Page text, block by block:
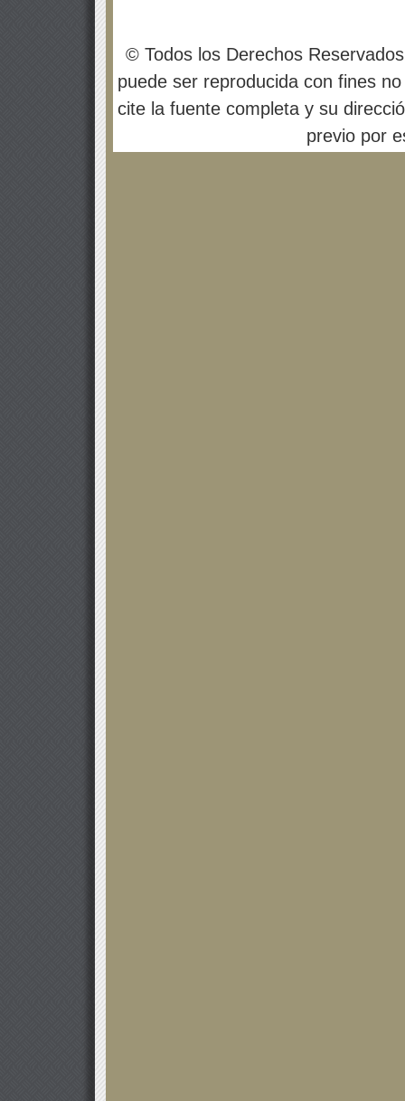
© Todos los Derechos
puede ser reproducida con fines
cite la fuente completa y su
previo por